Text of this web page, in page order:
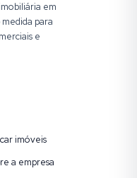
em
para
e
imóveis
a empresa